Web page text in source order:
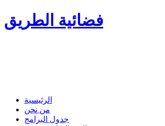
فضائية الطريق
الرئيسية
من نحن
جدول البرامج